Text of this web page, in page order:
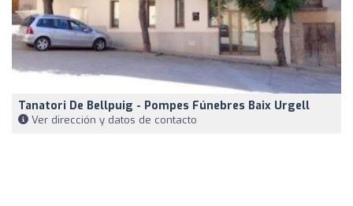
Tanatori De Bellpuig - Pompes Fúnebres Baix Urgell
Ver dirección y datos de contacto